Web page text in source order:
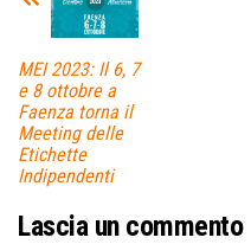
MEI 2023: Il 6, 7
e 8 ottobre a
Faenza torna il
Meeting delle
Etichette
Indipendenti
Lascia un commento